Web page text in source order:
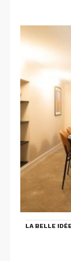
LA BELLE IDÉE